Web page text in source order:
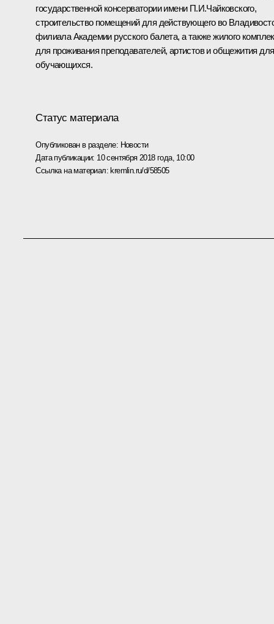
государственной консерватории имени П.И.Чайковского,
строительство помещений для действующего во
филиала Академии русского балета, а также жилого
для проживания преподавателей, артистов и общежития для
обучающихся.
Статус материала
Опубликован в разделе: Новости
Дата публикации: 10 сентября 2018 года, 10:00
Ссылка на материал: kremlin.ru/d/58505